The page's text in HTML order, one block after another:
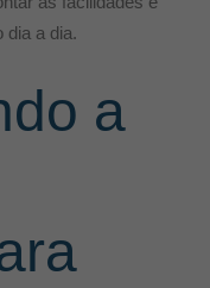
dia a dia.
a